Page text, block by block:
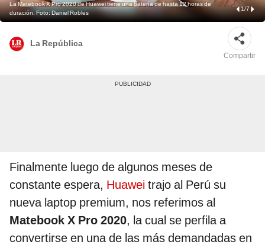
La Matebook X Pro 2020 de Huawei tiene una batería de hasta 12 horas de
duración. Foto: Daniel Robles
1/7
La República
Compartir
Finalmente luego de algunos meses de
constante espera, Huawei trajo al Perú su
nueva laptop premium, nos referimos al
Matebook X Pro 2020, la cual se perfila a
convertirse en una de las más demandadas en